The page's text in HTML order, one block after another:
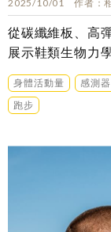
2025/10/01 作者
從碳纖維板、高
展示鞋類生物力
來藍圖……
身體活動量 感測器
跑步